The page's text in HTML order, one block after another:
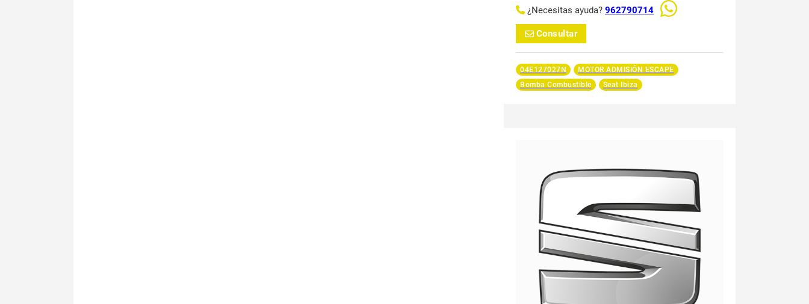
¿Necesitas ayuda? 962790714
Consultar
04E127027N
MOTOR ADMISIÓN ESCAPE
Bomba Combustible
Seat Ibiza